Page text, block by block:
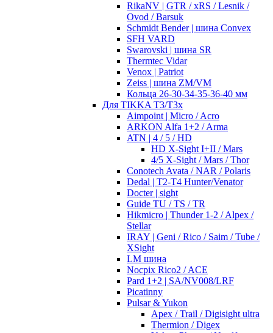
RikaNV | GTR / xRS / Lesnik /
Ovod / Barsuk
Schmidt Bender | шина Convex
SFH VARD
Swarovski | шина SR
Thermtec Vidar
Venox | Patriot
Zeiss | шина ZM/VM
Кольца 26-30-34-35-36-40 мм
Для TIKKA T3/T3x
Aimpoint | Micro / Acro
ARKON Alfa 1+2 / Arma
ATN | 4 / 5 / HD
HD X-Sight I+II / Mars
4/5 X-Sight / Mars / Thor
Conotech Avata / NAR / Polaris
Dedal | T2-T4 Hunter/Venator
Docter | sight
Guide TU / TS / TR
Hikmicro | Thunder 1-2 / Alpex /
Stellar
IRAY | Geni / Rico / Saim / Tube /
XSight
LM шина
Nocpix Rico2 / ACE
Pard 1+2 | SA/NV008/LRF
Picatinny
Pulsar & Yukon
Apex / Trail / Digisight ultra
Thermion / Digex